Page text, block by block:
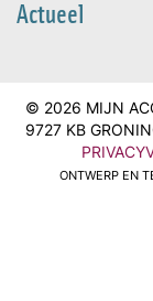
Actueel
© 2026 MIJN
9727 KB
ONTWERP EN